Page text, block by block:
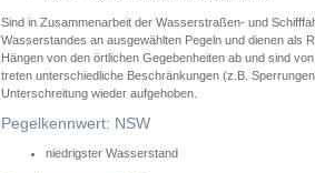
Sind in Zusammenarbeit der Wasserstraßen- und
Wasserstandes an ausgewählten Pegeln und dienen als
Hängen von den örtlichen Gegebenheiten ab und sind
treten unterschiedliche Beschränkungen (z.B.
Unterschreitung wieder aufgehoben.
Pegelkennwert: NSW
niedrigster Wasserstand